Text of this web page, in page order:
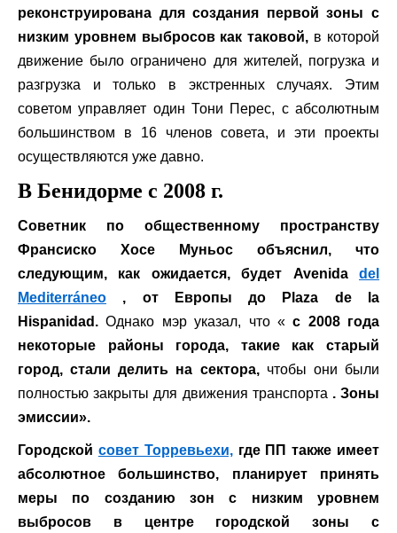
реконструирована для создания первой зоны с
низким уровнем выбросов как таковой, в которой
движение было ограничено для жителей, погрузка и
разгрузка и только в экстренных случаях. Этим
советом управляет один Тони Перес, с абсолютным
большинством в 16 членов совета, и эти проекты
осуществляются уже давно.
В Бенидорме с 2008 г.
Советник по общественному пространству
Франсиско Хосе Муньос объяснил, что
следующим, как ожидается, будет Avenida del
Mediterráneo , от Европы до Plaza de la
Hispanidad.Однако мэр указал, что «с 2008 года
некоторые районы города, такие как старый
город, стали делить на сектора,чтобы они были
полностью закрыты для движения транспорта . Зоны
эмиссии».
Городской совет Торревьехи,где ПП также имеет
абсолютное большинство, планирует принять
меры по созданию зон с низким уровнем
выбросов в центре городской зоны с